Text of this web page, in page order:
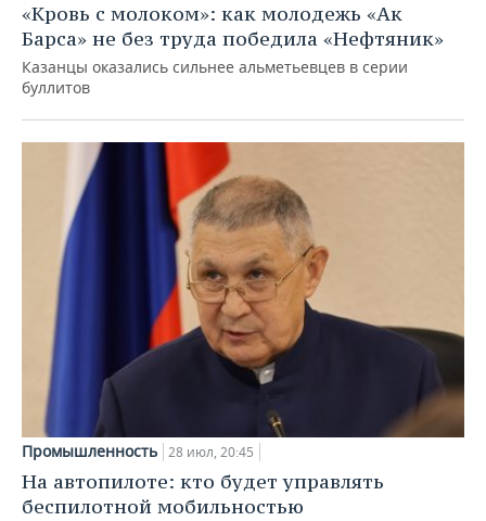
«Кровь с молоком»: как молодежь «Ак
Барса» не без труда победила «Нефтяник»
Казанцы оказались сильнее альметьевцев в серии
буллитов
Промышленность 28 июл, 20:45
На автопилоте: кто будет управлять
беспилотной мобильностью